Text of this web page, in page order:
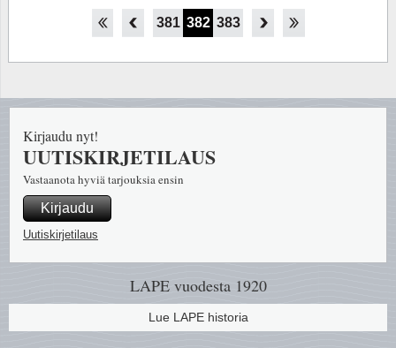
379 380 381 382 383 384 385
LAPE vuodesta 1920
Lue LAPE historia
Kirjaudu nyt!
UUTISKIRJETILAUS
Vastaanota hyviä tarjouksia ensin
Kirjaudu
Uutiskirjetilaus